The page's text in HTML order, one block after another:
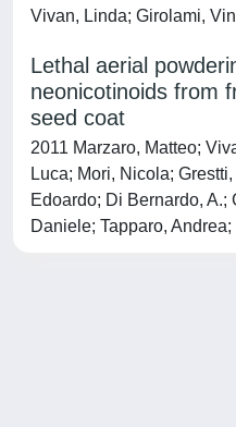
Vivan, Linda; Girolami,
Lethal aerial
neonicotinoids from
seed coat
2011 Marzaro, Matteo;
Luca; Mori, Nicola;
Edoardo; Di Bernardo, A.;
Daniele; Tapparo,